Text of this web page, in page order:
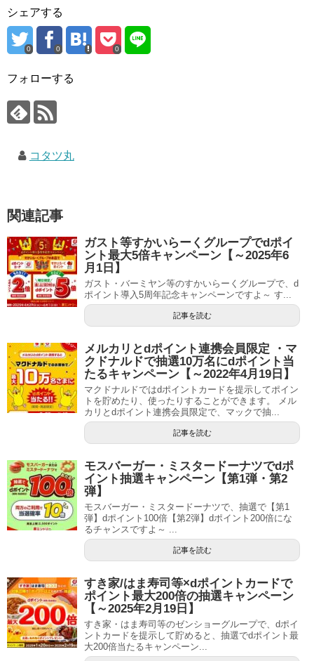
シェアする
0 0 0
フォローする
コタツ丸
関連記事
ガスト等すかいらーくグループでdポイ
ント最大5倍キャンペーン【～2025年6
月1日】
ガスト・バーミヤン等のすかいらーくグループで、d
ポイント導入5周年記念キャンペーンですよ～ す...
記事を読む
メルカリとdポイント連携会員限定 ・マ
クドナルドで抽選10万名にdポイント当
たるキャンペーン【～2022年4月19日】
マクドナルドではdポイントカードを提示してポイン
トを貯めたり、使ったりすることができます。 メル
カリとdポイント連携会員限定で、マックで抽...
記事を読む
モスバーガー・ミスタードーナツでdポ
イント抽選キャンペーン【第1弾・第2
弾】
モスバーガー・ミスタードーナツで、抽選で【第1
弾】dポイント100倍【第2弾】dポイント200倍にな
るチャンスですよ～ ...
記事を読む
すき家/はま寿司等×dポイントカードで
ポイント最大200倍の抽選キャンペーン
【～2025年2月19日】
すき家・はま寿司等のゼンショーグループで、dポイ
ントカードを提示して貯めると、抽選でdポイント最
大200倍当たるキャンペーン...